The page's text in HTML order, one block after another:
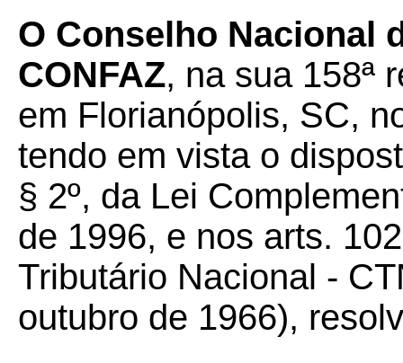
O Conselho Nacional
CONFAZ, na sua 158ª
em Florianópolis, SC,
tendo em vista o
§ 2º, da Lei
de 1996, e nos arts.
Tributário Nacional -
outubro de 1966),